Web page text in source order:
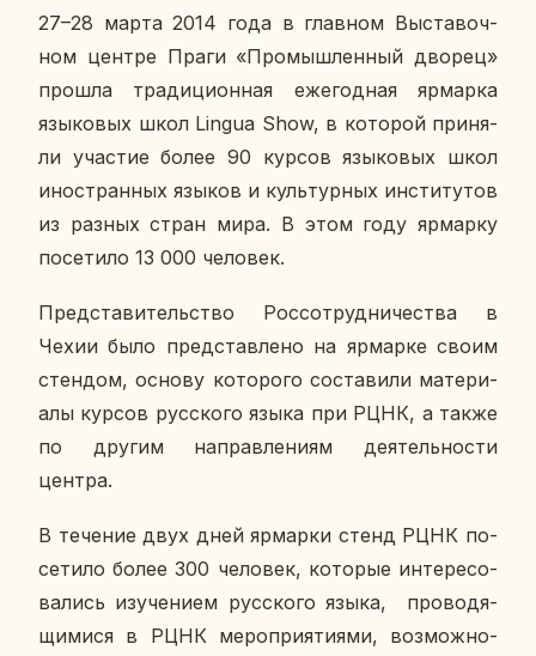
27–28 марта 2014 года в глав­ном Вы­ста­воч­
ном центре Праги «Про­мыш­лен­ный дворец»
прошла тра­ди­ци­он­ная еже­год­ная яр­мар­ка
язы­ко­вых школ Lingua Show, в ко­то­рой при­ня­
ли уча­стие более 90 курсов язы­ко­вых школ
ино­стран­ных языков и куль­тур­ных ин­сти­ту­тов
из разных стран мира. В этом году яр­мар­ку
по­се­ти­ло 13 000 че­ло­век.
Пред­ста­ви­тель­ство Рос­со­труд­ни­че­ства в
Чехии было пред­став­ле­но на яр­мар­ке своим
стен­дом, основу ко­то­ро­го со­ста­ви­ли ма­те­ри­
а­лы курсов рус­ско­го языка при РЦНК, а также
по другим на­прав­ле­ни­ям де­я­тель­но­сти
центра.
В те­че­ние двух дней яр­мар­ки стенд РЦНК по­
се­ти­ло более 300 че­ло­век, ко­то­рые ин­те­ре­со­
ва­лись изу­че­ни­ем рус­ско­го языка, про­во­дя­
щи­ми­ся в РЦНК ме­ро­при­я­ти­я­ми, воз­мож­но­